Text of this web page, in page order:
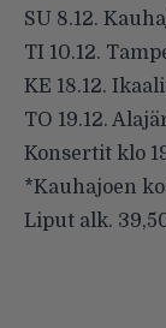
SU 8.12.
TI 10.12.
KE 18.12.
TO 19.12.
Konsertit klo
*Kauhajoen
Liput alk.